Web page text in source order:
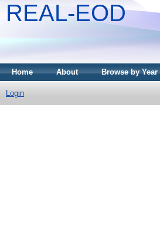
REAL-EOD
Home About Browse by Year
Login